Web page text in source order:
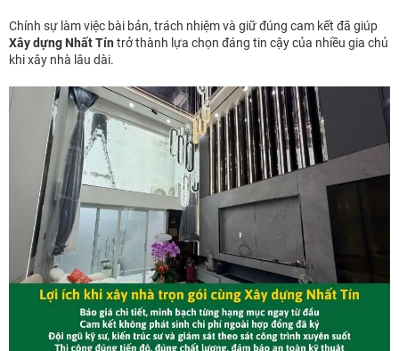
Chính sự làm việc bài bản, trách nhiệm và giữ đúng cam kết đã giúp
Xây dựng Nhất Tín trở thành lựa chọn đáng tin cậy của nhiều gia chủ
khi xây nhà lâu dài.